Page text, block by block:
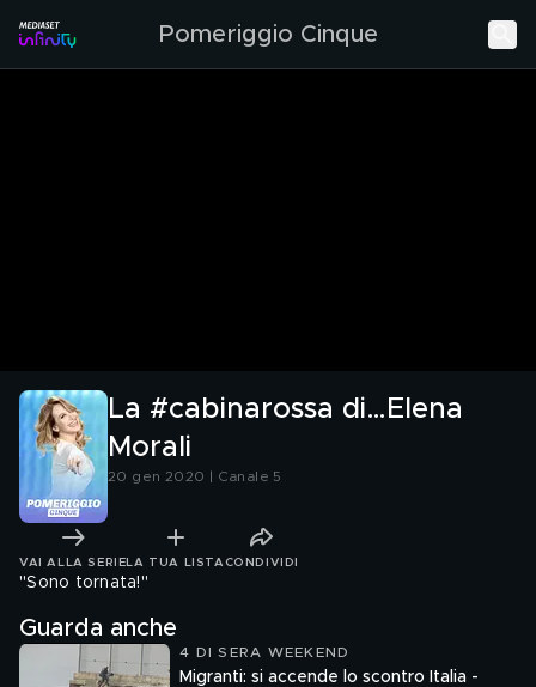
Pomeriggio Cinque
La #cabinarossa di…Elena
Morali
20 gen 2020 | Canale 5
VAI ALLA SERIE LA TUA LISTA CONDIVIDI
"Sono tornata!"
Guarda anche
4 DI SERA WEEKEND
Migranti: si accende lo scontro Italia -